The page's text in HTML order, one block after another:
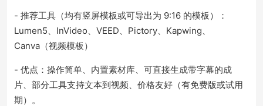
- 推荐工具（均有竖屏模板或可导出为 9:16 的模板）：
Lumen5、InVideo、VEED、Pictory、Kapwing、
Canva（视频模板）
- 优点：操作简单、内置素材库、可直接生成带字幕的成
片、部分工具支持文本到视频、价格友好（有免费版或试用
期）。